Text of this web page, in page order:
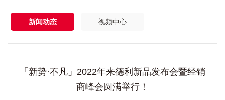
新闻动态 视频中心
「新势·不凡」2022年来德利新品发布会暨经销
商峰会圆满举行！